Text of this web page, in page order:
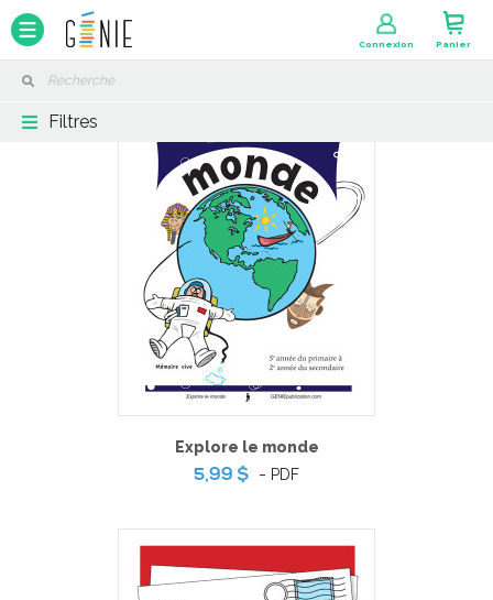
Connexion Panier
Filtres
Explore le monde
5,99 $
- PDF
Panneau de gestion des cookies